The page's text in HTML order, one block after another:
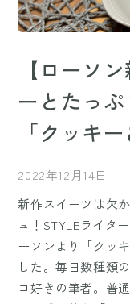
【ローソ
ーとたっ
「クッキ
2022年12月14日
新作スイーツは欠
ュ！STYLEライタ
ーソンより「クッ
した。毎日数種類
コ好きの筆者。普